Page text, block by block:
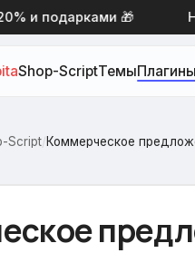
подарками 🎁
Shop-ScriptТемыПлагины
Script/Коммерческое